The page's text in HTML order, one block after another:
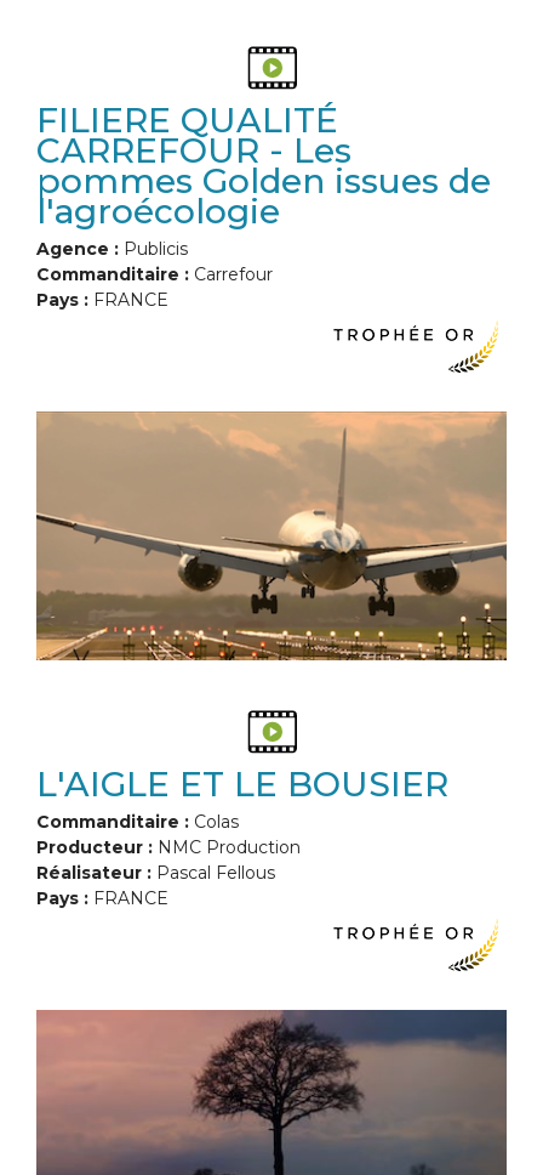
FILIERE QUALITÉ
CARREFOUR - Les
pommes Golden issues de
l'agroécologie
Agence : Publicis
Commanditaire : Carrefour
Pays : FRANCE
L'AIGLE ET LE BOUSIER
Commanditaire : Colas
Producteur : NMC Production
Réalisateur : Pascal Fellous
Pays : FRANCE